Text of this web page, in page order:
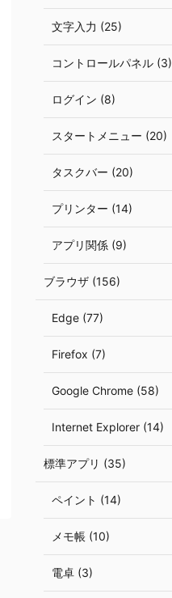
文字入力 (25)
コントロールパネル (3)
ログイン (8)
スタートメニュー (20)
タスクバー (20)
プリンター (14)
アプリ関係 (9)
ブラウザ (156)
Edge (77)
Firefox (7)
Google Chrome (58)
Internet Explorer (14)
標準アプリ (35)
ペイント (14)
メモ帳 (10)
電卓 (3)